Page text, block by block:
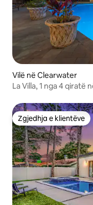
Vilë në Clearwater
La Villa, 1 nga 4 qiratë
Zgjedhja e klientëve
Zgjedhja e klientëve